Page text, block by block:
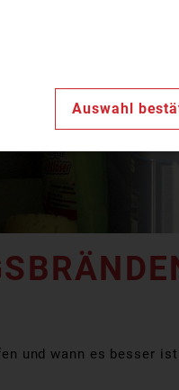
und wann es besser
Auswahl